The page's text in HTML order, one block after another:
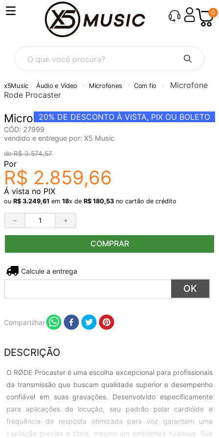
0
O que você procura?
Áudio e Vídeo Microfones Com fio
Microfone
Rode Procaster
20% DE DESCONTO À VISTA, PIX OU BOLETO
Microfone Rode Procaster
CÓD: 27999
vendido e entregue por: X5 Music
R$ 3.574,57
Por
R$ 2.859,66
Á vista no PIX
ou R$ 3.249,61 em 18x de R$ 180,53 no cartão de crédito
＋
－
COMPRAR
Não sei meu CEP
Compartilhar
DESCRIÇÃO
O RØDE Procaster é uma escolha excepcional para profissionais
da transmissão que buscam qualidade superior e desempenho
confiável em suas gravações. Desenvolvido especificamente
para aplicações de locução, seu padrão polar cardióide e
frequência de resposta otimizada para voz garantem uma
captação precisa e clara, mesmo em ambientes ruidosos. Sua